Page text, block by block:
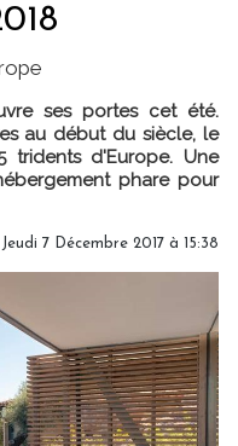
ses portes cet été.
au début du siècle, le
tridents d'Europe. Une
phare pour
Jeudi 7 Décembre 2017 à 15:38